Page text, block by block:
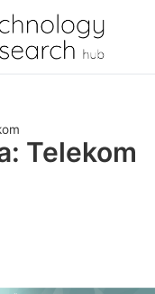
Telekom